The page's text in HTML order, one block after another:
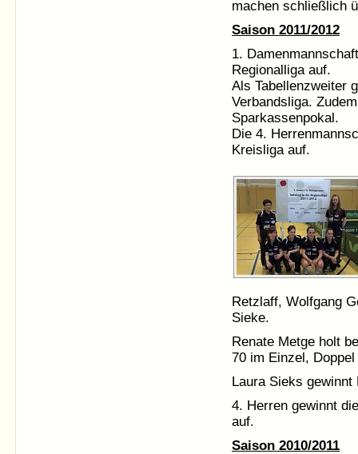
machen schließlich
Saison 2011/2012
1.
Regionalliga auf.
Als Tabellenzweiter
Verbandsliga.
Sparkassenpokal.
Die 4.
Kreisliga auf.
Retzlaff, Wolfgang
Sieke.
Renate Metge holt
70 im Einzel,
Laura Sieks
4. Herren gewinnt
auf.
Saison 2010/2011